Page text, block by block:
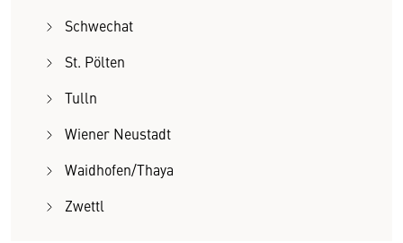
Schwechat
St. Pölten
Tulln
Wiener Neustadt
Waidhofen/Thaya
Zwettl